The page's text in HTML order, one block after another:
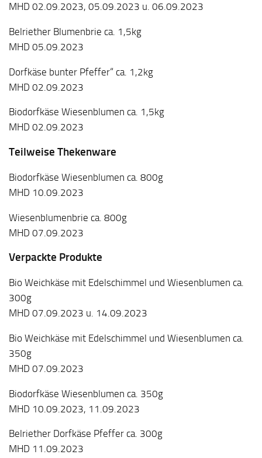
MHD 02.09.2023, 05.09.2023 u. 06.09.2023
Belriether Blumenbrie ca. 1,5kg
MHD 05.09.2023
Dorfkäse bunter Pfeffer“ ca. 1,2kg
MHD 02.09.2023
Biodorfkäse Wiesenblumen ca. 1,5kg
MHD 02.09.2023
Teilweise Thekenware
Biodorfkäse Wiesenblumen ca. 800g
MHD 10.09.2023
Wiesenblumenbrie ca. 800g
MHD 07.09.2023
Verpackte Produkte
Bio Weichkäse mit Edelschimmel und Wiesenblumen ca.
300g
MHD 07.09.2023 u. 14.09.2023
Bio Weichkäse mit Edelschimmel und Wiesenblumen ca.
350g
MHD 07.09.2023
Biodorfkäse Wiesenblumen ca. 350g
MHD 10.09.2023, 11.09.2023
Belriether Dorfkäse Pfeffer ca. 300g
MHD 11.09.2023